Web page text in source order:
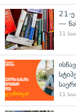
21-ე
—
11
11